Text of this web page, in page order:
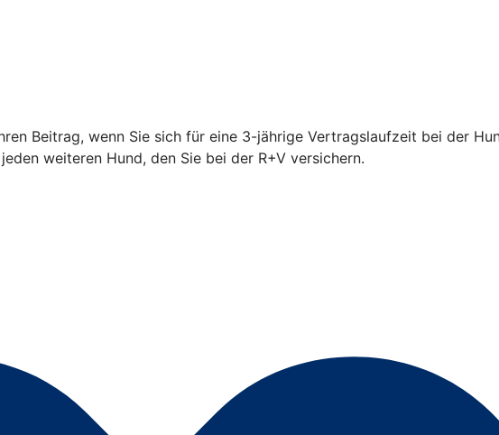
Beitrag, wenn Sie sich für eine 3-jährige Vertragslaufzeit bei der
weiteren Hund, den Sie bei der R+V versichern.